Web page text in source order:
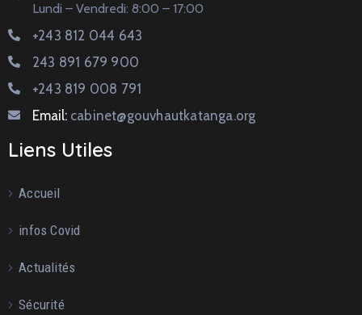
Lundi – Vendredi: 8:00 – 17:00
+243 812 044 643
243 891 679 900
+243 819 008 791
Email: cabinet@gouvhautkatanga.org
Liens Utiles
Accueil
infos Covid
Actualités
Sécurité